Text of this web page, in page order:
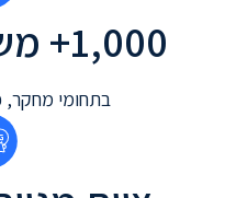
1,000+ משרות פעילות
בתחומי מחקר,